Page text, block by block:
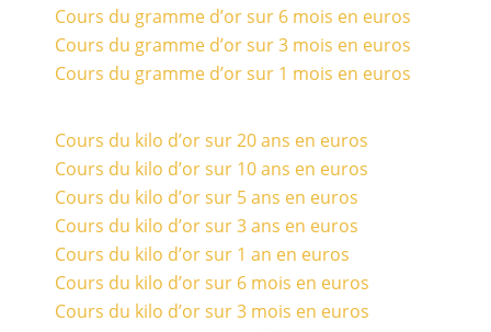
Cours du gramme d’or sur 6 mois en euros
Cours du gramme d’or sur 3 mois en euros
Cours du gramme d’or sur 1 mois en euros
Cours du kilo d’or sur 20 ans en euros
Cours du kilo d’or sur 10 ans en euros
Cours du kilo d’or sur 5 ans en euros
Cours du kilo d’or sur 3 ans en euros
Cours du kilo d’or sur 1 an en euros
Cours du kilo d’or sur 6 mois en euros
Cours du kilo d’or sur 3 mois en euros